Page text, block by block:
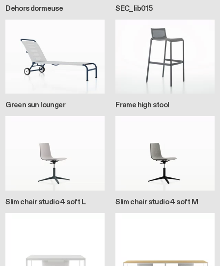
Dehors dormeuse SEC_lib015
Green sun lounger Frame high stool
Slim chair studio 4 soft L Slim chair studio 4 soft M